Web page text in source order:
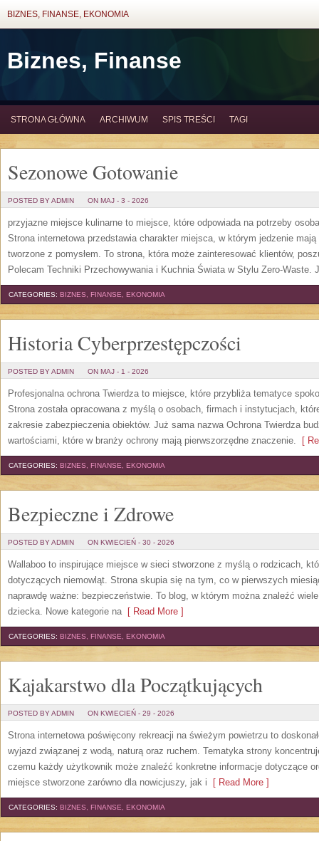
BIZNES, FINANSE, EKONOMIA
Biznes, Finanse
STRONA GŁÓWNA ARCHIWUM SPIS TREŚCI TAGI
Sezonowe Gotowanie
POSTED BY ADMIN ON MAJ - 3 - 2026
przyjazne miejsce kulinarne to miejsce, które odpowiada na potrzeby
Strona internetowa przedstawia charakter miejsca, w którym jedzenie
tworzone z pomysłem. To strona, która może zainteresować klientów,
Polecam Techniki Przechowywania i Kuchnia Świata w Stylu Zero-Waste.
CATEGORIES: BIZNES, FINANSE, EKONOMIA
Historia Cyberprzestępczości
POSTED BY ADMIN ON MAJ - 1 - 2026
Profesjonalna ochrona Twierdza to miejsce, które przybliża tematyce
Strona została opracowana z myślą o osobach, firmach i instytucjach,
zakresie zabezpieczenia obiektów. Już sama nazwa Ochrona Twierdza
wartościami, które w branży ochrony mają pierwszorzędne znaczenie. [
CATEGORIES: BIZNES, FINANSE, EKONOMIA
Bezpieczne i Zdrowe
POSTED BY ADMIN ON KWIECIEŃ - 30 - 2026
Wallaboo to inspirujące miejsce w sieci stworzone z myślą o rodzicach,
dotyczących niemowląt. Strona skupia się na tym, co w pierwszych
naprawdę ważne: bezpieczeństwie. To blog, w którym można znaleźć
dziecka. Nowe kategorie na[ Read More ]
CATEGORIES: BIZNES, FINANSE, EKONOMIA
Kajakarstwo dla Początkujących
POSTED BY ADMIN ON KWIECIEŃ - 29 - 2026
Strona internetowa poświęcony rekreacji na świeżym powietrzu to
wyjazd związanej z wodą, naturą oraz ruchem. Tematyka strony
czemu każdy użytkownik może znaleźć konkretne informacje dotyczące
miejsce stworzone zarówno dla nowicjuszy, jak i [ Read More ]
CATEGORIES: BIZNES, FINANSE, EKONOMIA